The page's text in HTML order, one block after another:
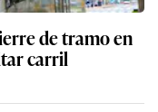
de tramo en
carril